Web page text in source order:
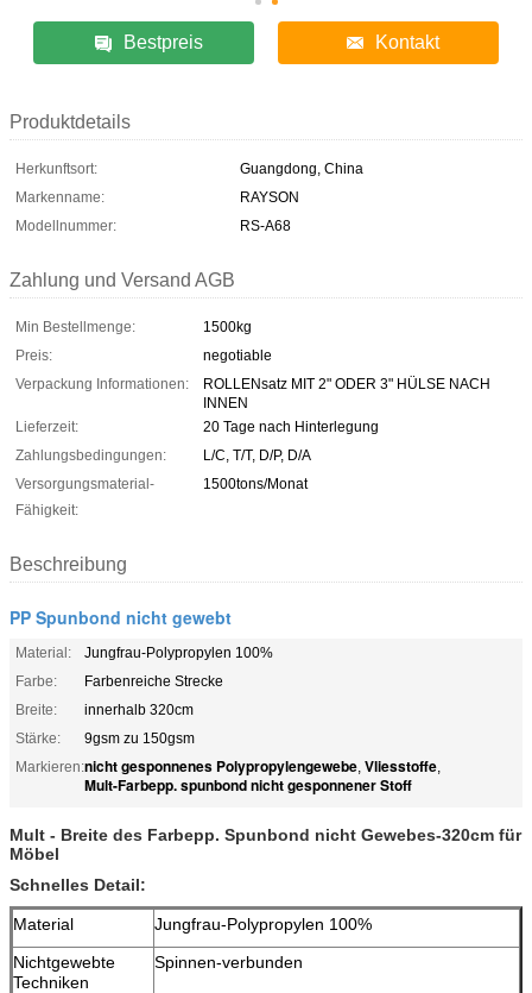
Bestpreis Kontakt
Produktdetails
Herkunftsort:
Guangdong, China
Markenname:
RAYSON
Modellnummer:
RS-A68
Zahlung und Versand AGB
Min Bestellmenge:
1500kg
Preis:
negotiable
Verpackung Informationen:
ROLLENsatz MIT 2" ODER 3" HÜLSE NACH
INNEN
Lieferzeit:
20 Tage nach Hinterlegung
Zahlungsbedingungen:
L/C, T/T, D/P, D/A
Versorgungsmaterial-
Fähigkeit:
1500tons/Monat
Beschreibung
PP Spunbond nicht gewebt
Material:
Jungfrau-Polypropylen 100%
Farbe:
Farbenreiche Strecke
Breite:
innerhalb 320cm
Stärke:
9gsm zu 150gsm
Markieren:nicht gesponnenes Polypropylengewebe, Vliesstoffe,
Mult-Farbepp. spunbond nicht gesponnener Stoff
Mult - Breite des Farbepp. Spunbond nicht Gewebes-320cm für
Möbel
Schnelles Detail:
Material
Jungfrau-Polypropylen 100%
Nichtgewebte
Techniken
Spinnen-verbunden